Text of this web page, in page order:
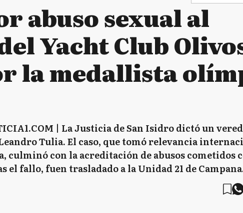
abuso sexual al
Yacht Club
la medallista
| La Justicia de San Isidro dictó un
Tulia. El caso, que tomó relevancia
culminó con la acreditación de abusos cometidos
el fallo, fuen trasladado a la Unidad 21 de